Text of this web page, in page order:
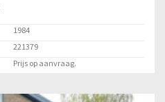
1984
221379
Prijs op aanvraag.